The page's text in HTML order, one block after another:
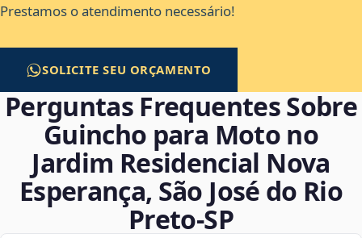
Prestamos o atendimento necessário!
SOLICITE SEU ORÇAMENTO
Perguntas Frequentes Sobre
Guincho para Moto no
Jardim Residencial Nova
Esperança, São José do Rio
Preto‑SP